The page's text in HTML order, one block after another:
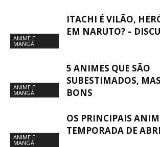
ANIME E
MANGÁ
ITACHI É VILÃO,
EM NARUTO? –
ANIME E
MANGÁ
5 ANIMES QUE SÃO
SUBESTIMADOS,
BONS
ANIME E
MANGÁ
OS PRINCIPAIS
TEMPORADA DE